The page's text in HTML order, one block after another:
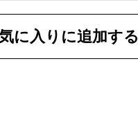
に入りに追加する